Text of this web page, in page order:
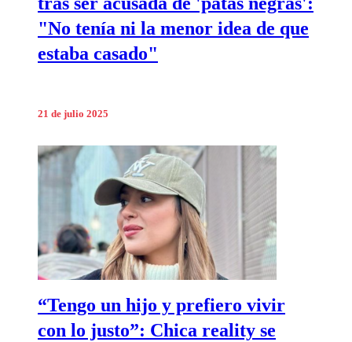
"No tenía ni la menor idea de que
estaba casado"
21 de julio 2025
“Tengo un hijo y prefiero vivir
con lo justo”: Chica reality se